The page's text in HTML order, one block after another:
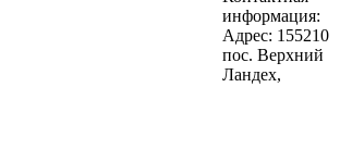
информация:
Адрес: 155210
пос. Верхний
Ландех,